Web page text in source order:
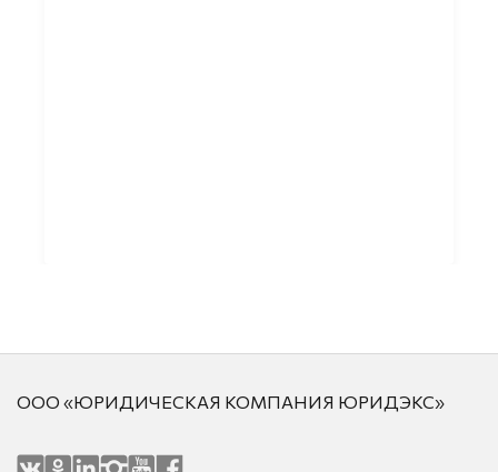
ООО «ЮРИДИЧЕСКАЯ КОМПАНИЯ ЮРИДЭКС»